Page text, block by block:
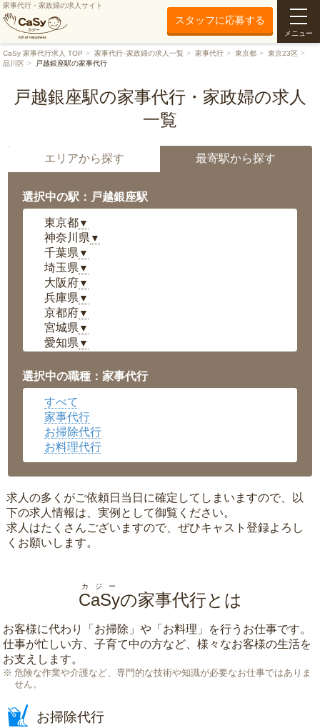
家事代行・家政婦の求人サイト
スタッフに応募する
メニュー
CaSy 家事代行求人 TOP 家事代行･家政婦の求人一覧 家事代行 東京都
東京23区
品川区
戸越銀座駅の家事代行
戸越銀座駅の家事代行・家政婦の求人
一覧
エリアから探す 最寄駅から探す
選択中の駅：戸越銀座駅
東京都▼
神奈川県 ▼
千葉県 ▼
埼玉県 ▼
大阪府▼
兵庫県 ▼
京都府▼
宮城県 ▼
愛知県 ▼
岡山県▼
広島県▼
沖縄県
選択中の職種：家事代行
すべて
家事代行
お掃除代行
お料理代行
求人の多くがご依頼日当日に確定してしまいますので、以
下の求人情報は、実例として御覧ください。
求人はたくさんございますので、ぜひキャスト登録よろし
くお願いします。
CaSy
カジー
の家事代行とは
お客様に代わり「 お掃除 」や「 お料理 」を行うお仕事です。
仕事が忙しい方、子育て中の方など、様々なお客様の生活を
お支えします。
危険な作業や介護など、専門的な技術や知識が必要なお仕事ではありま
せん。
お掃除代行